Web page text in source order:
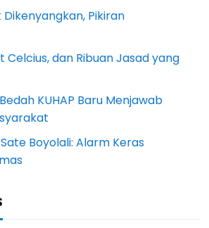
Dikenyangkan, Pikiran
Celcius, dan Ribuan Jasad yang
KUHAP Baru Menjawab
Boyolali: Alarm Keras